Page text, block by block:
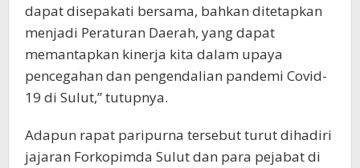
dapat disepakati bersama, bahkan ditetapkan
menjadi Peraturan Daerah, yang dapat
memantapkan kinerja kita dalam upaya
pencegahan dan pengendalian pandemi Covid-
19 di Sulut,” tutupnya.
Adapun rapat paripurna tersebut turut dihadiri
jajaran Forkopimda Sulut dan para pejabat di